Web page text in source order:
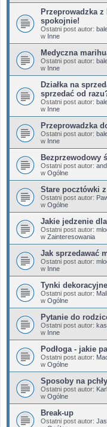
Przeprowadzka
spokojnie!
Ostatni post autor:
w Inne
Medyczna
Ostatni post autor:
w Inne
Działka na
sprzedać od
Ostatni post autor:
w Inne
Przeprowadzka
Ostatni post autor:
w Inne
Bezprzewodowy
Ostatni post autor:
w Ogólne
Stare pocztówki
Ostatni post autor:
w Ogólne
Jakie jedzenie
Ostatni post autor:
w Zainteresowania
Jak sprzedawać
Ostatni post autor:
w Inne
Tynki
Ostatni post autor:
w Ogólne
Pytanie do
Ostatni post autor:
w Inne
Podłoga - jakie
Ostatni post autor:
w Ogólne
Sposoby na
Ostatni post autor:
w Ogólne
Break-up
Ostatni post autor: